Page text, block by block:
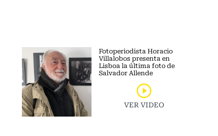
Fotoperiodista Horacio
Villalobos presenta en
Lisboa la última foto de
Salvador Allende
VER VIDEO